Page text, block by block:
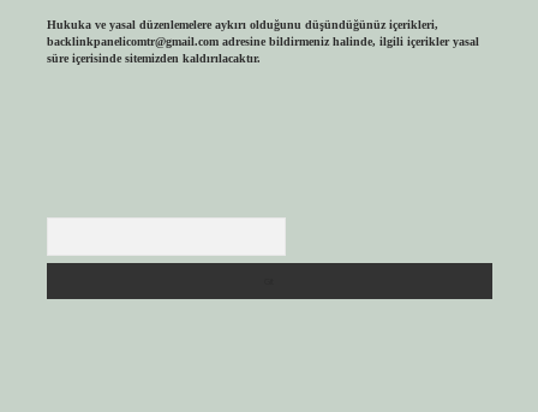
Hukuka ve yasal düzenlemelere aykırı olduğunu düşündüğünüz içerikleri,
backlinkpanelicomtr@gmail.comadresine bildirmeniz halinde, ilgili içerikler yasal
süre içerisinde sitemizden kaldırılacaktır.